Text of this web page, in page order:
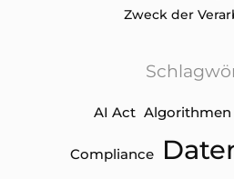
Zweck der
AI Act Algorithmen
Compliance